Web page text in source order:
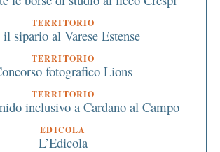
TERRITORIO
il sipario al Varese Estense
TERRITORIO
fotografico Lions
TERRITORIO
inclusivo a Cardano al Campo
EDICOLA
L’Edicola